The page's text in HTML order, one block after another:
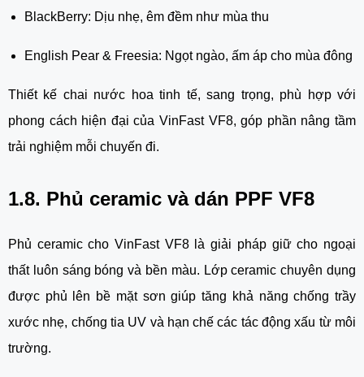
BlackBerry: Dịu nhẹ, êm đềm như mùa thu
English Pear & Freesia: Ngọt ngào, ấm áp cho mùa đông
Thiết kế chai nước hoa tinh tế, sang trọng, phù hợp với
phong cách hiện đại của VinFast VF8, góp phần nâng tầm
trải nghiệm mỗi chuyến đi.
1.8. Phủ ceramic và dán PPF VF8
Phủ ceramic cho VinFast VF8 là giải pháp giữ cho ngoại
thất luôn sáng bóng và bền màu. Lớp ceramic chuyên dụng
được phủ lên bề mặt sơn giúp tăng khả năng chống trầy
xước nhẹ, chống tia UV và hạn chế các tác động xấu từ môi
trường.